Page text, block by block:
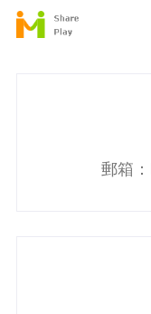
郵箱：